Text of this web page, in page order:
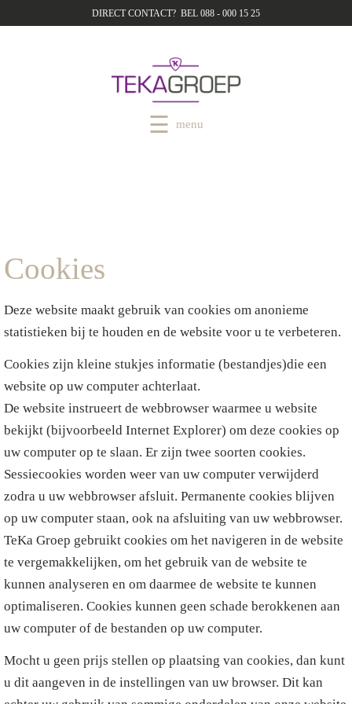
DIRECT CONTACT? BEL 088 - 000 15 25
menu
Cookies
Deze website maakt gebruik van cookies om anonieme
statistieken bij te houden en de website voor u te verbeteren.
Cookies zijn kleine stukjes informatie (bestandjes)die een
website op uw computer achterlaat.
De website instrueert de webbrowser waarmee u website
bekijkt (bijvoorbeeld Internet Explorer) om deze cookies op
uw computer op te slaan. Er zijn twee soorten cookies.
Sessiecookies worden weer van uw computer verwijderd
zodra u uw webbrowser afsluit. Permanente cookies blijven
op uw computer staan, ook na afsluiting van uw webbrowser.
TeKa Groep gebruikt cookies om het navigeren in de website
te vergemakkelijken, om het gebruik van de website te
kunnen analyseren en om daarmee de website te kunnen
optimaliseren. Cookies kunnen geen schade berokkenen aan
uw computer of de bestanden op uw computer.
Mocht u geen prijs stellen op plaatsing van cookies, dan kunt
u dit aangeven in de instellingen van uw browser. Dit kan